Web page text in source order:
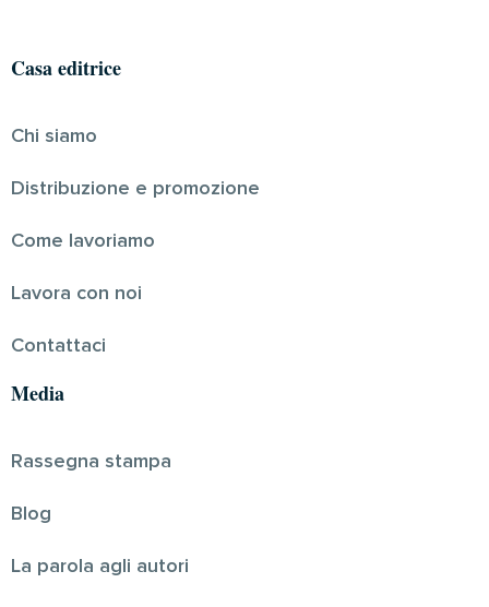
Casa editrice
Chi siamo
Distribuzione e promozione
Come lavoriamo
Lavora con noi
Contattaci
Media
Rassegna stampa
Blog
La parola agli autori